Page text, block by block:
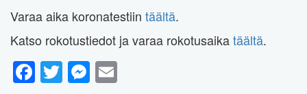
Varaa aika koronatestiin täältä.
Katso rokotustiedot ja varaa rokotusaikatäältä.
Facebook
TwitterMessenger